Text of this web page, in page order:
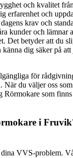
och kvalitet
erfarenhet och
krav och
kunder och lämnar
Det betyder att du
dig säker på
för
När du väljer oss
Rörmokare som
i
VVS-problem.